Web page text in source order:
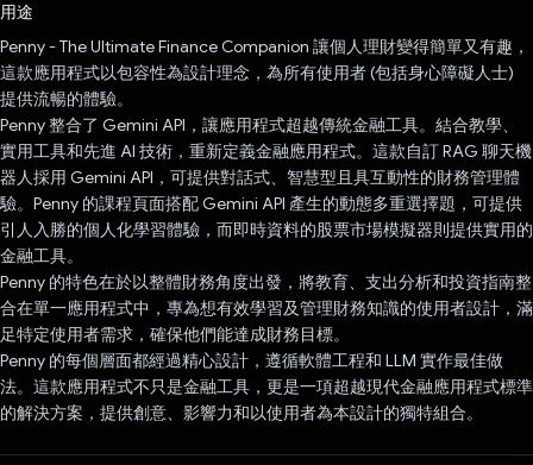
用途
Penny - The Ultimate Finance Companion 讓個人理財變得簡單又有趣，
這款應用程式以包容性為設計理念，為所有使用者 (包括身心障礙人士)
提供流暢的體驗。
Penny 整合了 Gemini API，讓應用程式超越傳統金融工具。結合教學、
實用工具和先進 AI 技術，重新定義金融應用程式。這款自訂 RAG 聊天機
器人採用 Gemini API，可提供對話式、智慧型且具互動性的財務管理體
驗。Penny 的課程頁面搭配 Gemini API 產生的動態多重選擇題，可提供
引人入勝的個人化學習體驗，而即時資料的股票市場模擬器則提供實用的
金融工具。
Penny 的特色在於以整體財務角度出發，將教育、支出分析和投資指南整
合在單一應用程式中，專為想有效學習及管理財務知識的使用者設計，滿
足特定使用者需求，確保他們能達成財務目標。
Penny 的每個層面都經過精心設計，遵循軟體工程和 LLM 實作最佳做
法。這款應用程式不只是金融工具，更是一項超越現代金融應用程式標準
的解決方案，提供創意、影響力和以使用者為本設計的獨特組合。